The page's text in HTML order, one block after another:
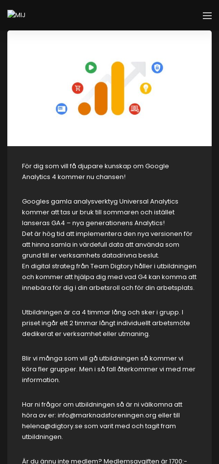
För dig som vill få djupare kunskap om Google
Analytics 4 kommer nu chansen!
Googles gamla analysverktyg Universal Analytics
kommer att tas ur bruk till sommaren och istället
lanseras GA4 – nya generationens Analytics!
Det är hög tid att implementera den nya versionen för
att hinna samla in värdefull data att använda som
grund till er verksamhets datadrivna beslut.
En digital strateg från Team Digtory håller i utbildningen
och kommer att hjälpa dig med vad G4 kan komma att
innebära för dig i din arbetsroll och för din arbetsplats.
Utbildningen är ca 4 timmar lång och sker i grupp. I
priset ingår ett 2 timmar långt individuellt arbetsmöte
dedikerat er verksamhet eller utmaning.
Blir vi många som vill gå utbildningen så kommer vi
köra fler grupper. Men i så fall återkommer vi med mer
information.
Har ni frågor om utbildningen så är ni välkomna att
höra av er: info@marknadsforeningen.org eller till
helena@digtory.se som varit med och tagit fram
utbildningen.
Är du ännu inte medlem? Medlemsavgiften är 1700:-